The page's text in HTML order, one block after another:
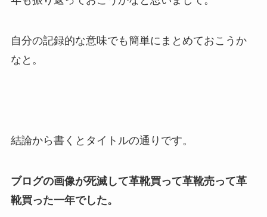
自分の記録的な意味でも簡単にまとめておこうか
なと。
結論から書くとタイトルの通りです。
ブログの画像が死滅して革靴買って革靴売って革
靴買った一年でした。